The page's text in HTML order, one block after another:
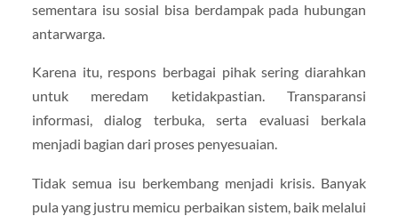
sementara isu sosial bisa berdampak pada hubungan
antarwarga.
Karena itu, respons berbagai pihak sering diarahkan
untuk meredam ketidakpastian. Transparansi
informasi, dialog terbuka, serta evaluasi berkala
menjadi bagian dari proses penyesuaian.
Tidak semua isu berkembang menjadi krisis. Banyak
pula yang justru memicu perbaikan sistem, baik melalui